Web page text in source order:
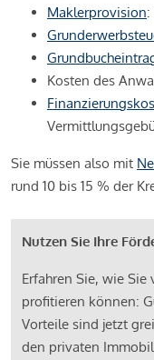
Maklerprovision:
Kosten des
Sie müssen also mit
rund 10 bis 15 % der
Nutzen Sie Ihre
Erfahren Sie, wie
profitieren können:
Vorteile sind jetzt
den privaten